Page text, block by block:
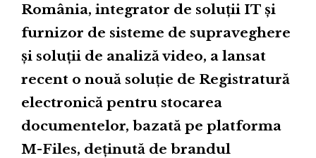
România, integrator de soluții IT și
furnizor de sisteme de supraveghere
și soluții de analiză video, a lansat
recent o nouă soluție de Registratură
electronică pentru stocarea
documentelor, bazată pe platforma
M-Files, deținută de brandul